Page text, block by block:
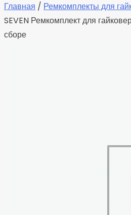
Главная / Ремкомплекты для
SEVEN Ремкомплект для
сборе